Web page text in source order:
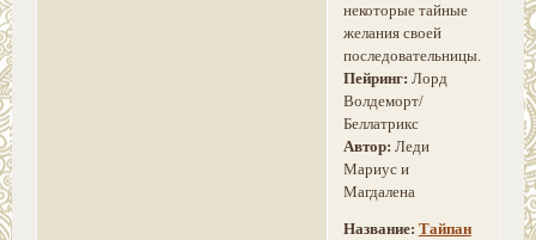
некоторые тайные
желания своей
последовательницы.
Пейринг: Лорд
Волдеморт/
Беллатрикс
Автор: Леди
Мариус и
Магдалена
Название: Тайпан